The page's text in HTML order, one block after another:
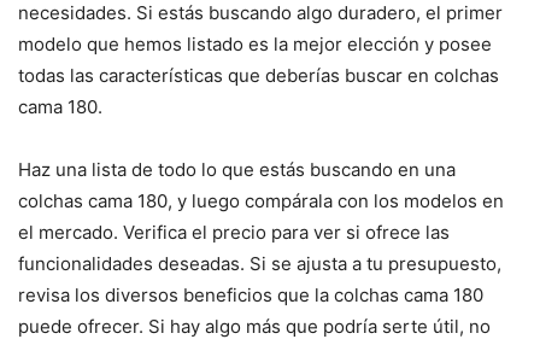
necesidades. Si estás buscando algo duradero, el primer
modelo que hemos listado es la mejor elección y posee
todas las características que deberías buscar en colchas
cama 180.
Haz una lista de todo lo que estás buscando en una
colchas cama 180, y luego compárala con los modelos en
el mercado. Verifica el precio para ver si ofrece las
funcionalidades deseadas. Si se ajusta a tu presupuesto,
revisa los diversos beneficios que la colchas cama 180
puede ofrecer. Si hay algo más que podría serte útil, no